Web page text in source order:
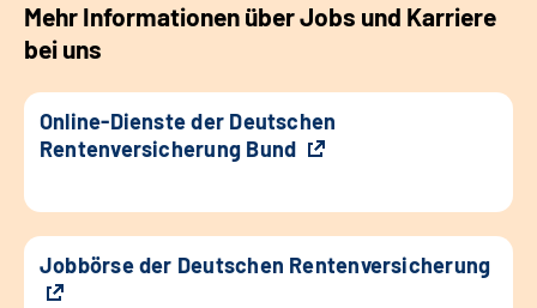
Mehr Informationen über Jobs und Karriere
bei uns
Online-Dienste der Deutschen
Rentenversicherung Bund
Jobbörse der Deutschen Rentenversicherung